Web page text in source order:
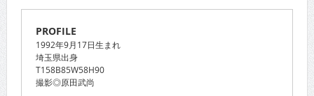
PROFILE
1992年9月17日生まれ
埼玉県出身
T158B85W58H90
撮影◎原田武尚